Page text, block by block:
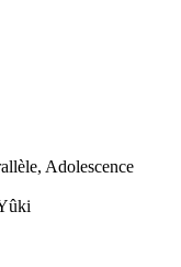
Adolescence